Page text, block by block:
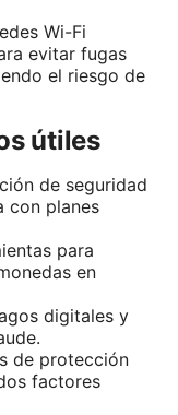
Wi-Fi
evitar fugas
el riesgo de
útiles
de seguridad
con planes
para
en
digitales y
de protección
factores